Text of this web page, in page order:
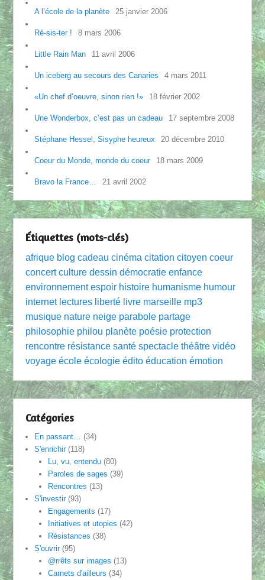
A l’école de la planète 25 janvier 2006
Ré-sis-ter ! 8 mars 2006
Little Rain Man 11 avril 2006
Un iceberg au secours des Canaries 4 mars 2011
«Un chef d’oeuvre, sinon rien !» 18 février 2002
Une Wonderbox, c’est pas un cadeau 17 septembre 2008
Stéphane Hessel, Sisyphe heureux 20 décembre 2010
Coeur du Monde, monde du coeur 18 mars 2009
Bravo la France… 21 avril 2002
Étiquettes (mots-clés)
afrique blog cadeau cinéma citation citoyen coeur
concert culture dessin démocratie enfance
environnement espoir histoire humanisme humour
internet lectures liberté livre marseille mp3
musique nature neige parabole partage
philosophie philou planète poésie protection
rencontre résistance santé spectacle théâtre vidéo
voyage école écologie édito éducation émotion
Catégories
En passant…
(34)
S'enrichir(118)
Lu, vu, entendu(80)
Paroles de sages (39)
Rencontres (13)
S'investir(93)
Engagements (17)
Initiatives et utopies (42)
Résistances (38)
S'ouvrir(95)
@rrêts sur images (13)
Carnets d'ailleurs (34)